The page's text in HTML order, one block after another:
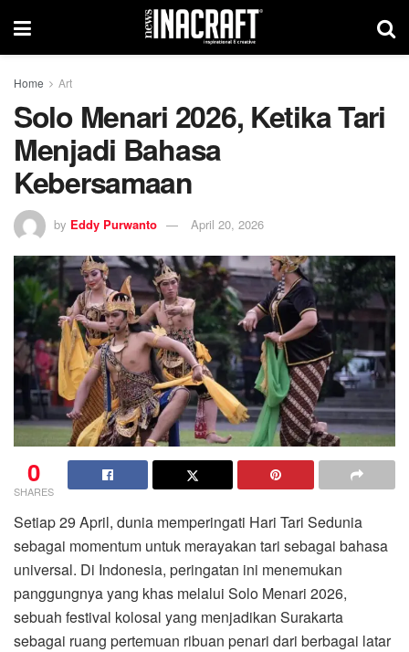
Home Art
Solo Menari 2026, Ketika Tari
Menjadi Bahasa
Kebersamaan
by Eddy Purwanto April 20, 2026
0
SHARES
Setiap 29 April, dunia memperingati Hari Tari Sedunia
sebagai momentum untuk merayakan tari sebagai bahasa
universal. Di Indonesia, peringatan ini menemukan
panggungnya yang khas melalui Solo Menari 2026,
sebuah festival kolosal yang menjadikan Surakarta
sebagai ruang pertemuan ribuan penari dari berbagai latar